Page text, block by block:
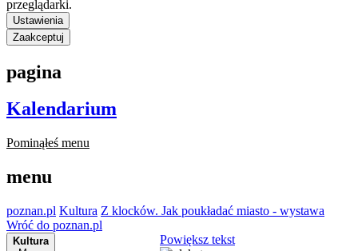
przeglądarki.
Ustawienia
Zaakceptuj
pagina
Kalendarium
Pominąłeś menu
menu
poznan.pl Kultura Z klocków. Jak poukładać miasto - wystawa
Wróć do poznan.pl
Kultura
Powiększ tekst